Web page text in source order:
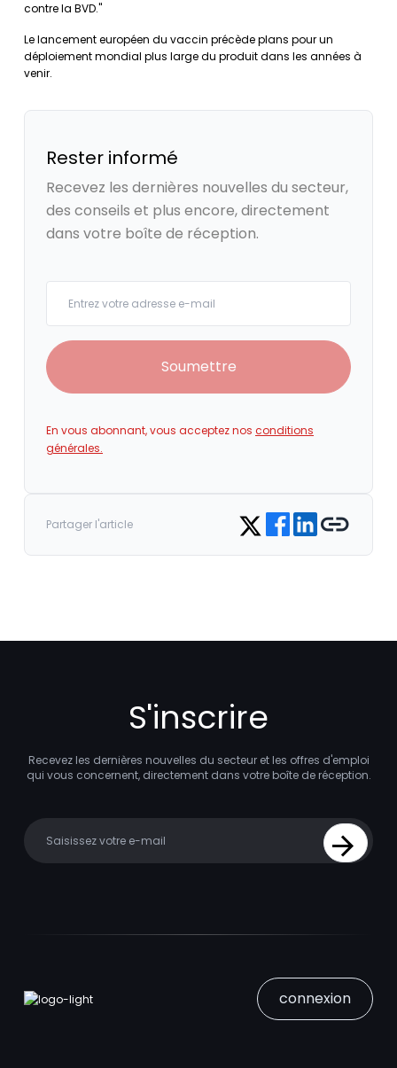
contre la BVD."
Le lancement européen du vaccin précède plans pour un
déploiement mondial plus large du produit dans les années à
venir.
Rester informé
Recevez les dernières nouvelles du secteur,
des conseils et plus encore, directement
dans votre boîte de réception.
Soumettre
En vous abonnant, vous acceptez nos conditions
générales.
Partager l'article Share on Twitter
Share on Facebook
Share on LinkedIn
Copy link
S'inscrire
Recevez les dernières nouvelles du secteur et les offres d'emploi
qui vous concernent, directement dans votre boîte de réception.
Sign Up
connexion